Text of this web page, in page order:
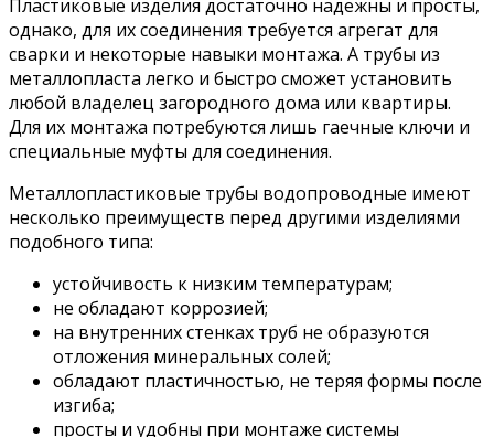
Пластиковые изделия достаточно надежны и просты,
однако, для их соединения требуется агрегат для
сварки и некоторые навыки монтажа. А трубы из
металлопласта легко и быстро сможет установить
любой владелец загородного дома или квартиры.
Для их монтажа потребуются лишь гаечные ключи и
специальные муфты для соединения.
Металлопластиковые трубы водопроводные имеют
несколько преимуществ перед другими изделиями
подобного типа:
устойчивость к низким температурам;
не обладают коррозией;
на внутренних стенках труб не образуются
отложения минеральных солей;
обладают пластичностью, не теряя формы после
изгиба;
просты и удобны при монтаже системы